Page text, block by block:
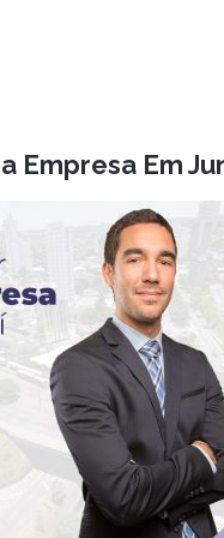
Empresa Em